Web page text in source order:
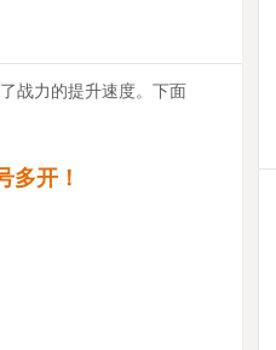
战力的提升速度。下面
多开！